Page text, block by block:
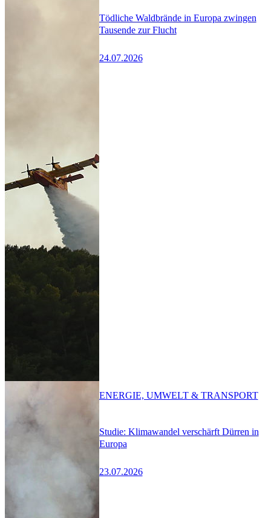
Tödliche Waldbrände in Europa zwingen
Tausende zur Flucht
24.07.2026
Studie: Klimawandel verschärft Dürren in
Europa
23.07.2026
ENERGIE, UMWELT & TRANSPORT